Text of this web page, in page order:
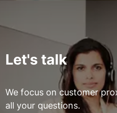
Let's talk
We focus on customer
all your questions.